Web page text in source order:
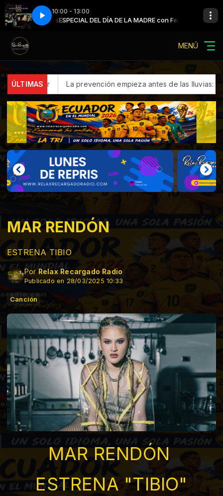
10:00 - 13:00
CisnerosESPECIAL DEL DÍA DE LA MADRE con Fernando Cisneros
La Oreja de Van Gogh - Jueves
MENÚ
ÚLTIMAS
La prevención empieza antes de las lluvias: claves para
MAR RENDÓN
ESTRENA TIBIO
PorRelax Recargado Radio
Publicado en 28/03/2025 10:33
Canción
MAR RENDÓN
ESTRENA "TIBIO"